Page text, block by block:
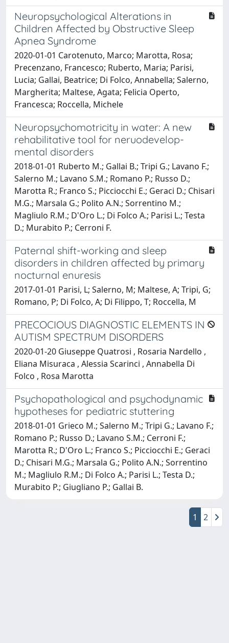
Neuropsychological Alterations in
Children Affected by Obstructive Sleep
Apnea Syndrome
2020-01-01 Carotenuto, Marco; Marotta, Rosa;
Precenzano, Francesco; Ruberto, Maria; Parisi,
Lucia; Gallai, Beatrice; Di Folco, Annabella; Salerno,
Margherita; Maltese, Agata; Felicia Operto,
Francesca; Roccella, Michele
Neuropsychomotricity in water: A new
rehabilitative tool for neruodevelop-
mental disorders
2018-01-01 Ruberto M.; Gallai B.; Tripi G.; Lavano F.;
Salerno M.; Lavano S.M.; Romano P.; Russo D.;
Marotta R.; Franco S.; Picciocchi E.; Geraci D.; Chisari
M.G.; Marsala G.; Polito A.N.; Sorrentino M.;
Magliulo R.M.; D'Oro L.; Di Folco A.; Parisi L.; Testa
D.; Murabito P.; Cerroni F.
Paternal shift-working and sleep
disorders in children affected by primary
nocturnal enuresis
2017-01-01 Parisi, L; Salerno, M; Maltese, A; Tripi, G;
Romano, P; Di Folco, A; Di Filippo, T; Roccella, M
PRECOCIOUS DIAGNOSTIC ELEMENTS IN
AUTISM SPECTRUM DISORDERS
2020-01-20 Giuseppe Quatrosi , Rosaria Nardello ,
Eliana Misuraca , Alessia Scarinci , Annabella Di
Folco , Rosa Marotta
Psychopathological and psychodynamic
hypotheses for pediatric stuttering
2018-01-01 Grieco M.; Salerno M.; Tripi G.; Lavano F.;
Romano P.; Russo D.; Lavano S.M.; Cerroni F.;
Marotta R.; D'Oro L.; Franco S.; Picciocchi E.; Geraci
D.; Chisari M.G.; Marsala G.; Polito A.N.; Sorrentino
M.; Magliulo R.M.; Di Folco A.; Parisi L.; Testa D.;
Murabito P.; Giugliano P.; Gallai B.
1 2